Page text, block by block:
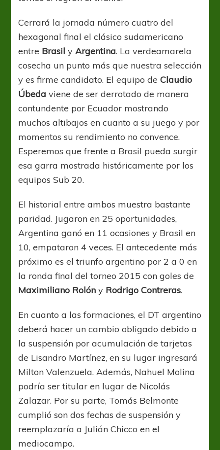
Cerrará la jornada número cuatro del
hexagonal final el clásico sudamericano
entre Brasil yArgentina. La verdeamarela
cosecha un punto más que nuestra selección
y es firme candidato. El equipo deClaudio
Úbeda viene de ser derrotado de manera
contundente por Ecuador mostrando
muchos altibajos en cuanto a su juego y por
momentos su rendimiento no convence.
Esperemos que frente a Brasil pueda surgir
esa garra mostrada históricamente por los
equipos Sub 20.
El historial entre ambos muestra bastante
paridad. Jugaron en 25 oportunidades,
Argentina ganó en 11 ocasiones y Brasil en
10, empataron 4 veces. El antecedente más
próximo es el triunfo argentino por 2 a 0 en
la ronda final del torneo 2015 con goles de
Maximiliano Rolón y Rodrigo Contreras.
En cuanto a las formaciones, el DT argentino
deberá hacer un cambio obligado debido a
la suspensión por acumulación de tarjetas
de Lisandro Martínez, en su lugar ingresará
Milton Valenzuela. Además, Nahuel Molina
podría ser titular en lugar de Nicolás
Zalazar. Por su parte, Tomás Belmonte
cumplió son dos fechas de suspensión y
reemplazaría a Julián Chicco en el
mediocampo.